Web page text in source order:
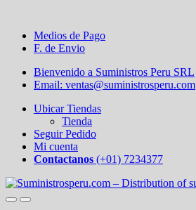
Medios de Pago
F. de Envio
Bienvenido a Suministros Peru SRL
Email: ventas@suministrosperu.com
Ubicar Tiendas
Tienda
Seguir Pedido
Mi cuenta
Contactanos (+01) 7234377